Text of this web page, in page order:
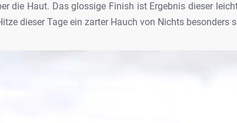
die Haut. Dasglossige Finish ist Ergebnis dieser
dieser Tage ein zarter Hauch von Nichts besonders